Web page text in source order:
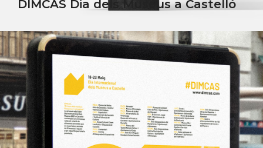
DIMCAS Dia dels Museus a Castelló